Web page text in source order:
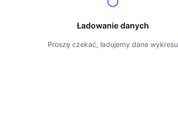
Ładowanie danych
Proszę czekać, ładujemy dane wykresu